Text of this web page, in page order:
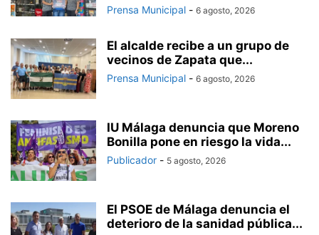
Prensa Municipal - 6 agosto, 2026
El alcalde recibe a un grupo de
vecinos de Zapata que...
Prensa Municipal - 6 agosto, 2026
IU Málaga denuncia que Moreno
Bonilla pone en riesgo la vida...
Publicador - 5 agosto, 2026
El PSOE de Málaga denuncia el
deterioro de la sanidad pública...